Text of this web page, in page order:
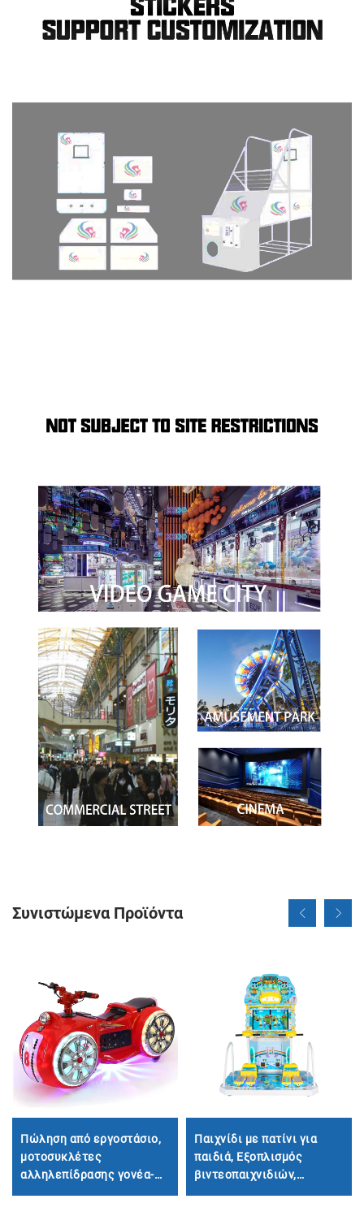
Συνιστώμενα Προϊόντα
Πώληση από εργοστάσιο,
μοτοσυκλέτες
αλληλεπίδρασης γονέα-
παιδιού, μοτοσυκλέτες
Παιχνίδι με πατίνι για
παιδιά, Εξοπλισμός
βιντεοπαιχνιδιών,
Εσωτερικός